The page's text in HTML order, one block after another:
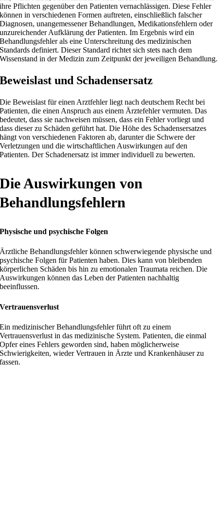
ihre Pflichten gegenüber den Patienten vernachlässigen. Diese Fehler
können in verschiedenen Formen auftreten, einschließlich falscher
Diagnosen, unangemessener Behandlungen, Medikationsfehlern oder
unzureichender Aufklärung der Patienten. Im Ergebnis wird ein
Behandlungsfehler als eine Unterschreitung des medizinischen
Standards definiert. Dieser Standard richtet sich stets nach dem
Wissenstand in der Medizin zum Zeitpunkt der jeweiligen Behandlung.
Beweislast und Schadensersatz
Die Beweislast für einen Arztfehler liegt nach deutschem Recht bei
Patienten, die einen Anspruch aus einem Ärztefehler vermuten. Das
bedeutet, dass sie nachweisen müssen, dass ein Fehler vorliegt und
dass dieser zu Schäden geführt hat. Die Höhe des Schadensersatzes
hängt von verschiedenen Faktoren ab, darunter die Schwere der
Verletzungen und die wirtschaftlichen Auswirkungen auf den
Patienten. Der Schadenersatz ist immer individuell zu bewerten.
Die Auswirkungen von
Behandlungsfehlern
Physische und psychische Folgen
Ärztliche Behandlungsfehler können schwerwiegende physische und
psychische Folgen für Patienten haben. Dies kann von bleibenden
körperlichen Schäden bis hin zu emotionalen Traumata reichen. Die
Auswirkungen können das Leben der Patienten nachhaltig
beeinflussen.
Vertrauensverlust
Ein medizinischer Behandlungsfehler führt oft zu einem
Vertrauensverlust in das medizinische System. Patienten, die einmal
Opfer eines Fehlers geworden sind, haben möglicherweise
Schwierigkeiten, wieder Vertrauen in Ärzte und Krankenhäuser zu
fassen.